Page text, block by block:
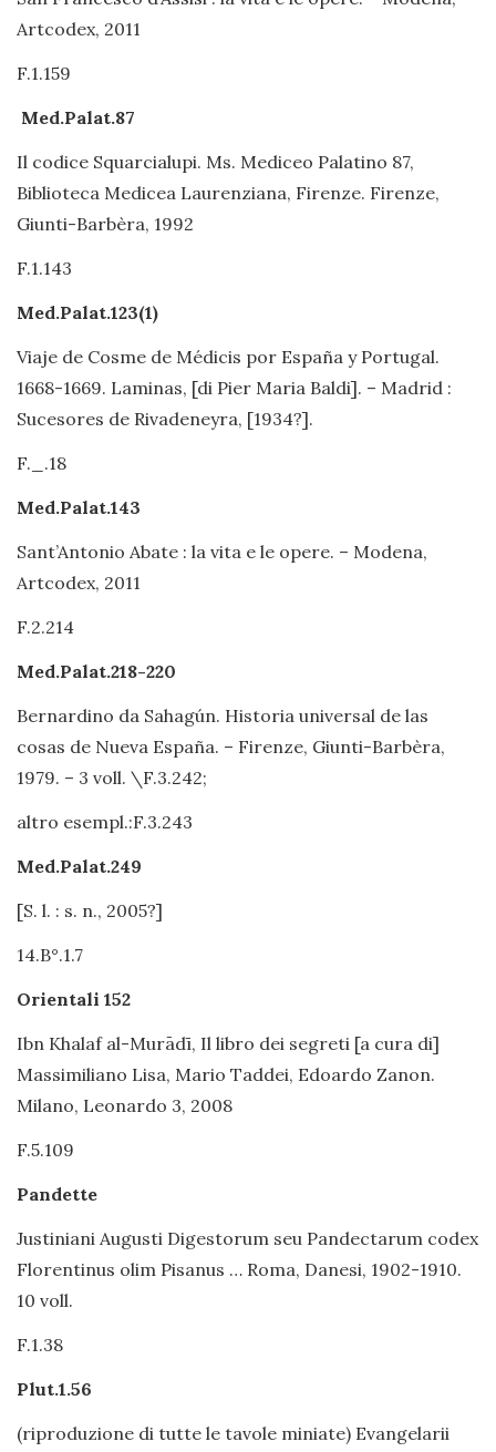
Artcodex, 2011
F.1.159
Med.Palat.87
Il codice Squarcialupi. Ms. Mediceo Palatino 87,
Biblioteca Medicea Laurenziana, Firenze. Firenze,
Giunti-Barbèra, 1992
F.1.143
Med.Palat.123(1)
Viaje de Cosme de Médicis por España y Portugal.
1668-1669. Laminas, [di Pier Maria Baldi]. – Madrid :
Sucesores de Rivadeneyra, [1934?].
F._.18
Med.Palat.143
Sant’Antonio Abate : la vita e le opere. – Modena,
Artcodex, 2011
F.2.214
Med.Palat.218-220
Bernardino da Sahagún. Historia universal de las
cosas de Nueva España. – Firenze, Giunti-Barbèra,
1979. – 3 voll. \F.3.242;
altro esempl.:F.3.243
Med.Palat.249
[S. l. : s. n., 2005?]
14.B°.1.7
Orientali 152
Ibn Khalaf al-Murādī, Il libro dei segreti [a cura di]
Massimiliano Lisa, Mario Taddei, Edoardo Zanon.
Milano, Leonardo 3, 2008
F.5.109
Pandette
Justiniani Augusti Digestorum seu Pandectarum codex
Florentinus olim Pisanus … Roma, Danesi, 1902-1910.
10 voll.
F.1.38
Plut.1.56
(riproduzione di tutte le tavole miniate) Evangelarii